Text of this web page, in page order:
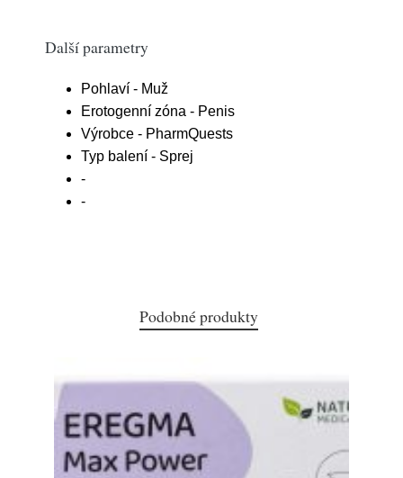
Další parametry
Pohlaví - Muž
Erotogenní zóna - Penis
Výrobce - PharmQuests
Typ balení - Sprej
-
-
Podobné produkty